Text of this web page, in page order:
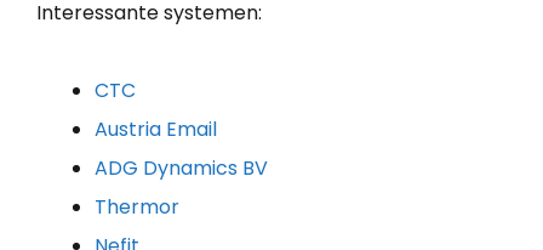
Interessante systemen:
CTC
Austria Email
ADG Dynamics BV
Thermor